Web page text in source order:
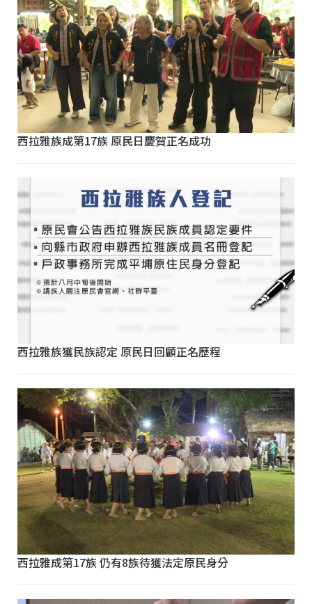
西拉雅族成第17族 原民日慶賀正名成功
西拉雅族獲民族認定 原民日回顧正名歷程
西拉雅成第17族 仍有8族待獲法定原民身分